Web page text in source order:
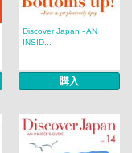
Discover Japan - AN
INSID...
購入